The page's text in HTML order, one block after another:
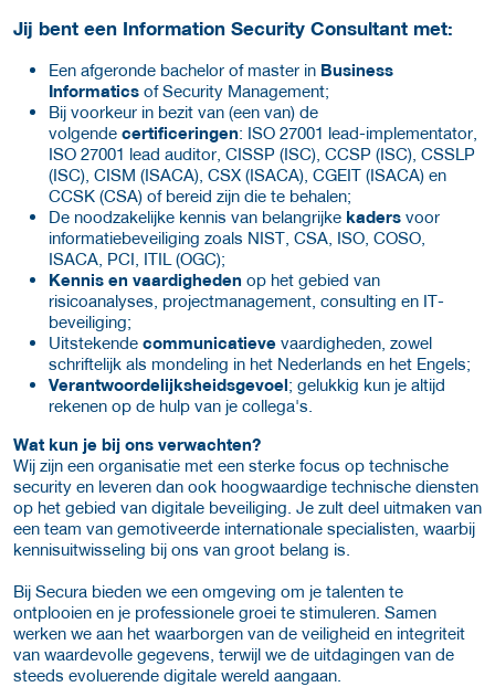
Jij bent een Information Security Consultant met:
Een afgeronde bachelor of master in Business
Informatics of Security Management;
Bij voorkeur in bezit van (een van) de
volgende certificeringen: ISO 27001 lead-implementator,
ISO 27001 lead auditor, CISSP (ISC), CCSP (ISC), CSSLP
(ISC), CISM (ISACA), CSX (ISACA), CGEIT (ISACA) en
CCSK (CSA) of bereid zijn die te behalen;
De noodzakelijke kennis van belangrijke kaders voor
informatiebeveiliging zoals NIST, CSA, ISO, COSO,
ISACA, PCI, ITIL (OGC);
Kennis en vaardigheden op het gebied van
risicoanalyses, projectmanagement, consulting en IT-
beveiliging;
Uitstekende communicatieve vaardigheden, zowel
schriftelijk als mondeling in het Nederlands en het Engels;
Verantwoordelijksheidsgevoel; gelukkig kun je altijd
rekenen op de hulp van je collega's.
Wat kun je bij ons verwachten?
Wij zijn een organisatie met een sterke focus op technische
security en leveren dan ook hoogwaardige technische diensten
op het gebied van digitale beveiliging. Je zult deel uitmaken van
een team van gemotiveerde internationale specialisten, waarbij
kennisuitwisseling bij ons van groot belang is.
Bij Secura bieden we een omgeving om je talenten te
ontplooien en je professionele groei te stimuleren. Samen
werken we aan het waarborgen van de veiligheid en integriteit
van waardevolle gegevens, terwijl we de uitdagingen van de
steeds evoluerende digitale wereld aangaan.